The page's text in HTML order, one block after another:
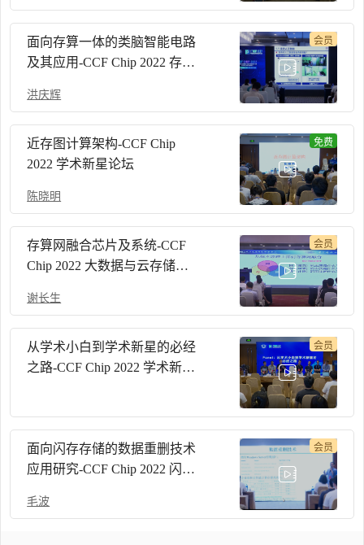
面向存算一体的类脑智能电路
及其应用-CCF Chip 2022 存内
洪庆辉
会员
近存图计算架构-CCF Chip
2022 学术新星论坛
陈晓明
免费
存算网融合芯片及系统-CCF
Chip 2022 大数据与云存储论
谢长生
会员
从学术小白到学术新星的必经
之路-CCF Chip 2022 学术新星
会员
面向闪存存储的数据重删技术
应用研究-CCF Chip 2022 闪存
毛波
会员